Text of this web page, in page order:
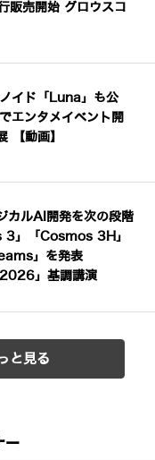
売開始 グロウスコ
イド「Luna」も公
エンタメイベント開
【動画】
カルAI開発を次の段階
」「Cosmos 3H」
」を発表
」基調講演
と見る
ー